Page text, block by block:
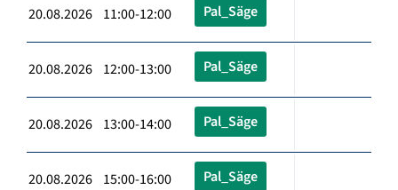
20.08.2026 11:00-12:00 Pal_Säge
20.08.2026 12:00-13:00 Pal_Säge
20.08.2026 13:00-14:00 Pal_Säge
20.08.2026 15:00-16:00 Pal_Säge